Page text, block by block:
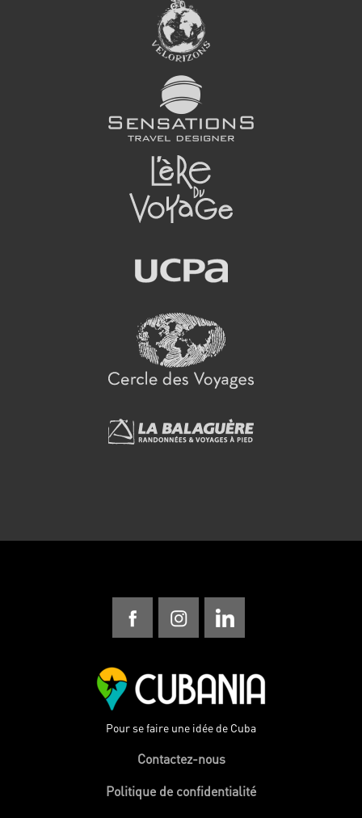
Pour se faire une idée de Cuba
Contactez-nous
Politique de confidentialité